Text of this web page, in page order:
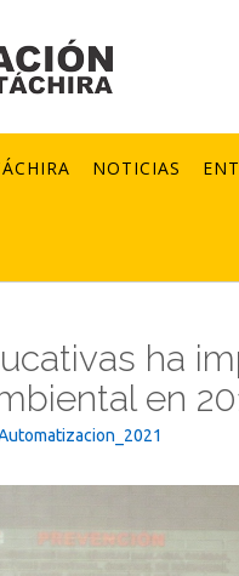
NOTICIAS
ha
en